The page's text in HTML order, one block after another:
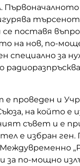
Първоначалното
поставя
на нов, по-
специално за
е проведен и
на който е
съвет и е
е избран ген.
за по-мощно